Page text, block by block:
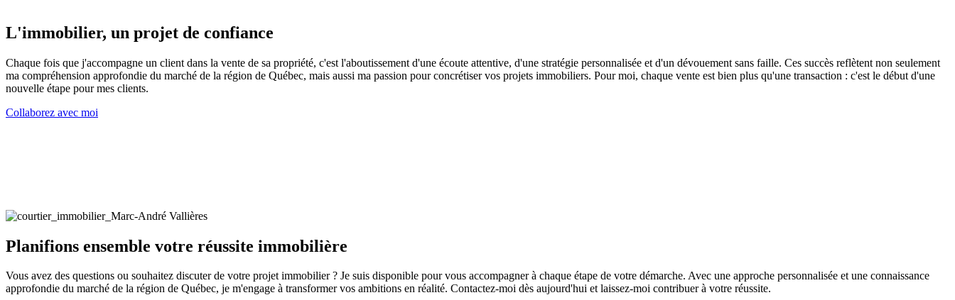
L'immobilier, un projet de confiance
Chaque fois que j'accompagne un client dans la vente de sa propriété, c'est l'aboutissement d'une écoute attentive, d'une stratégie personnalisée et d'un dévouement sans faille. Ces succès reflètent non seulement
ma compréhension approfondie du marché de la région de Québec, mais aussi ma passion pour concrétiser vos projets immobiliers. Pour moi, chaque vente est bien plus qu'une transaction : c'est le début d'une
nouvelle étape pour mes clients.
Collaborez avec moi
Planifions ensemble votre réussite immobilière
Vous avez des questions ou souhaitez discuter de votre projet immobilier ? Je suis disponible pour vous accompagner à chaque étape de votre démarche. Avec une approche personnalisée et une connaissance
approfondie du marché de la région de Québec, je m'engage à transformer vos ambitions en réalité. Contactez-moi dès aujourd'hui et laissez-moi contribuer à votre réussite.